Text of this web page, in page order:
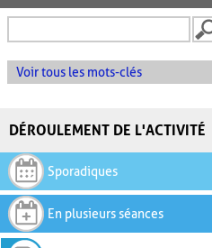
Voir tous les mots-clés
DÉROULEMENT DE L'ACTIVITÉ
Sporadiques
En plusieurs séances